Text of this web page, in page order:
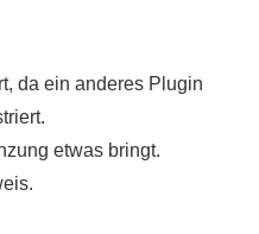
da ein anderes Plugin
etwas bringt.